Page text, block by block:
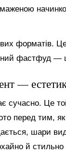
форматів.
фастфуд —
—
сучасно. Це
перед тим, як
шари
й